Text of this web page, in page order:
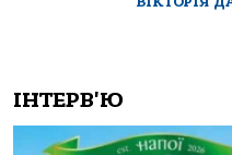
ІНТЕРВ'Ю